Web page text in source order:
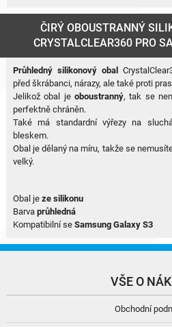
ČIRÝ OBOUSTRANNÝ
CRYSTALCLEAR360 PRO
Průhledný silikonový obal
před škrábanci, nárazy, ale také proti
Jelikož obal je oboustranný, tak se
perfektně chráněn.
Také má standardní výřezy na
bleskem.
Obal je dělaný na míru, takže se
velký.
Obal jeze silikonu
Barva průhledná
Kompatibilní se Samsung Galaxy S3
VŠE O
Obchodní